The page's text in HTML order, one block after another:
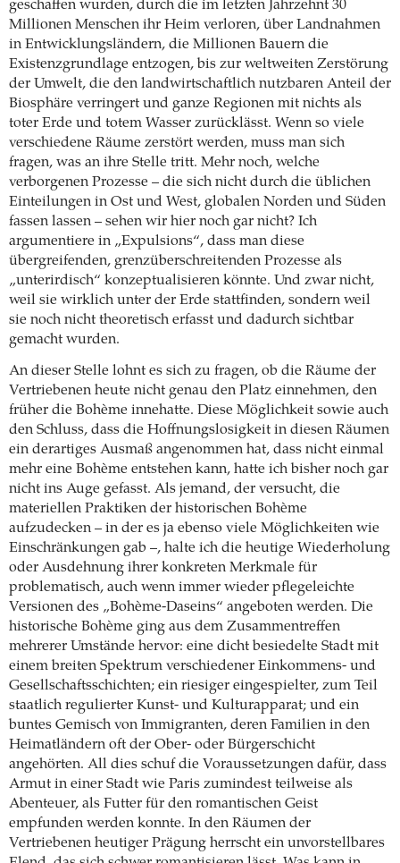
geschaffen wurden, durch die im letzten Jahrzehnt 30
Millionen Menschen ihr Heim verloren, über Landnahmen
in Entwicklungsländern, die Millionen Bauern die
Existenzgrundlage entzogen, bis zur weltweiten Zerstörung
der Umwelt, die den landwirtschaftlich nutzbaren Anteil der
Biosphäre verringert und ganze Regionen mit nichts als
toter Erde und totem Wasser zurücklässt. Wenn so viele
verschiedene Räume zerstört werden, muss man sich
fragen, was an ihre Stelle tritt. Mehr noch, welche
verborgenen Prozesse – die sich nicht durch die üblichen
Einteilungen in Ost und West, globalen Norden und Süden
fassen lassen – sehen wir hier noch gar nicht? Ich
argumentiere in „Expulsions“, dass man diese
übergreifenden, grenzüberschreitenden Prozesse als
„unterirdisch“ konzeptualisieren könnte. Und zwar nicht,
weil sie wirklich unter der Erde stattfinden, sondern weil
sie noch nicht theoretisch erfasst und dadurch sichtbar
gemacht wurden.
An dieser Stelle lohnt es sich zu fragen, ob die Räume der
Vertriebenen heute nicht genau den Platz einnehmen, den
früher die Bohème innehatte. Diese Möglichkeit sowie auch
den Schluss, dass die Hoffnungslosigkeit in diesen Räumen
ein derartiges Ausmaß angenommen hat, dass nicht einmal
mehr eine Bohème entstehen kann, hatte ich bisher noch gar
nicht ins Auge gefasst. Als jemand, der versucht, die
materiellen Praktiken der historischen Bohème
aufzudecken – in der es ja ebenso viele Möglichkeiten wie
Einschränkungen gab –, halte ich die heutige Wiederholung
oder Ausdehnung ihrer konkreten Merkmale für
problematisch, auch wenn immer wieder pflegeleichte
Versionen des „Bohème-Daseins“ angeboten werden. Die
historische Bohème ging aus dem Zusammentreffen
mehrerer Umstände hervor: eine dicht besiedelte Stadt mit
einem breiten Spektrum verschiedener Einkommens- und
Gesellschaftsschichten; ein riesiger eingespielter, zum Teil
staatlich regulierter Kunst- und Kulturapparat; und ein
buntes Gemisch von Immigranten, deren Familien in den
Heimatländern oft der Ober- oder Bürgerschicht
angehörten. All dies schuf die Voraussetzungen dafür, dass
Armut in einer Stadt wie Paris zumindest teilweise als
Abenteuer, als Futter für den romantischen Geist
empfunden werden konnte. In den Räumen der
Vertriebenen heutiger Prägung herrscht ein unvorstellbares